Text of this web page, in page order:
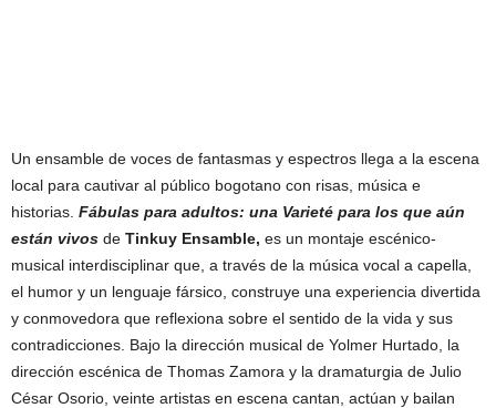
Un ensamble de voces de fantasmas y espectros llega a la escena
local para cautivar al público bogotano con risas, música e
historias. Fábulas para adultos: una Varieté para los que aún
están vivos de Tinkuy Ensamble, es un montaje escénico-
musical interdisciplinar que, a través de la música vocal a capella,
el humor y un lenguaje fársico, construye una experiencia divertida
y conmovedora que reflexiona sobre el sentido de la vida y sus
contradicciones. Bajo la dirección musical de Yolmer Hurtado, la
dirección escénica de Thomas Zamora y la dramaturgia de Julio
César Osorio, veinte artistas en escena cantan, actúan y bailan